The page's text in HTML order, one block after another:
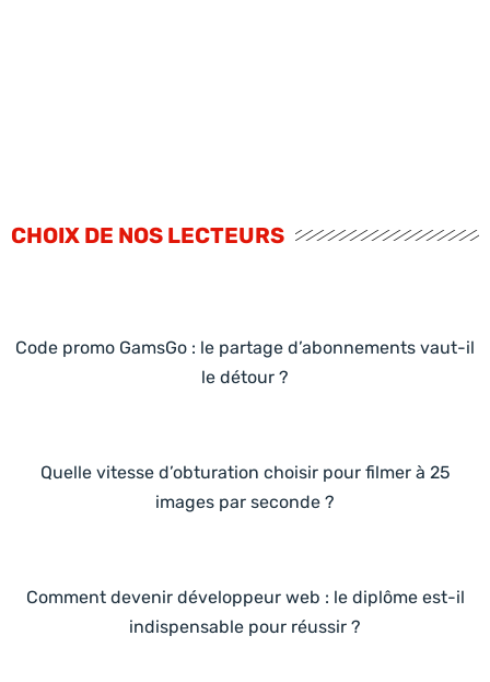
CHOIX DE NOS LECTEURS
Code promo GamsGo : le partage d’abonnements vaut-il
le détour ?
Quelle vitesse d’obturation choisir pour filmer à 25
images par seconde ?
Comment devenir développeur web : le diplôme est-il
indispensable pour réussir ?